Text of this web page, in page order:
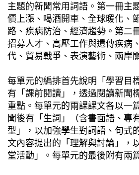
主題的新聞常用詞語。第一冊主
價上漲、喝酒開車、全球暖化、
路、疾病防治、經濟趨勢。第二
招募人才、高壓工作與遺傳疾病
代、貿易戰爭、表演藝術、兩岸
每單元的編排首先說明「學習目
有「課前閱讀」，透過閱讀新聞
重點。每單元的兩課課文各以一
聞後有「生詞」（含書面語、專
型」，以加強學生對詞語、句式
文內容提出的「理解與討論」，
堂活動」。每單元的最後附有兩